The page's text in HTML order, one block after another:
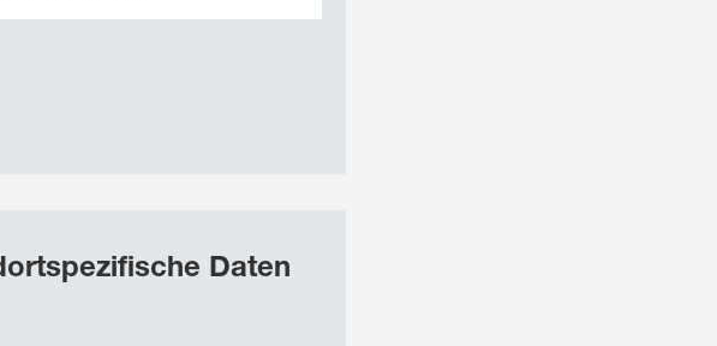
Daten